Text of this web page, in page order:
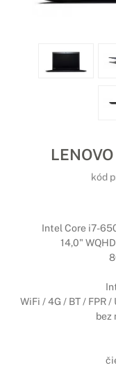
kód
Intel Core i7-
14,0"
WiFi / 4G / BT / FPR
bez